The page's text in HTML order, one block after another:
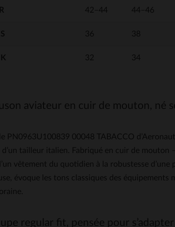
42–44 44–46
36 38
32 34
aviateur en cuir de mouton, né
PN0963U100839 00048 TABACCO
tailleur italien. Fabriqué en cuir de mouton
vêtement du quotidien à la robustesse
évoque les tons classiques des équipements
regular fit, pensée pour